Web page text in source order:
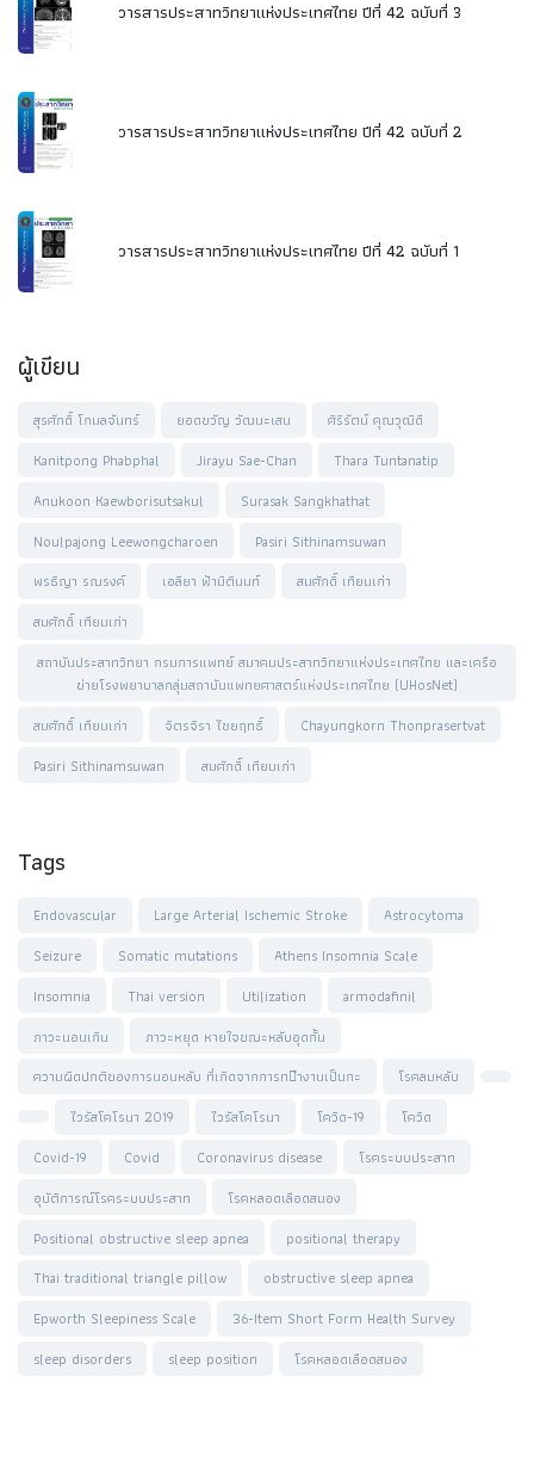
วารสารประสาทวิทยาแห่งประเทศไทย ปีที่ 42 ฉบับที่ 3
วารสารประสาทวิทยาแห่งประเทศไทย ปีที่ 42 ฉบับที่ 2
วารสารประสาทวิทยาแห่งประเทศไทย ปีที่ 42 ฉบับที่ 1
ผู้เขียน
สุรศักดิ์ โกมลจันทร์ ยอดขวัญ วัฒนะเสน
ศิริรัตน์ คุณวุฒิดี
Kanitpong Phabphal
Jirayu Sae-Chan
Thara Tuntanatip
Anukoon Kaewborisutsakul
Surasak Sangkhathat
Noulpajong Leewongcharoen
Pasiri Sithinamsuwan
พรธิญา รณรงค์
เอลียา ฟ้ามิตินนท์
สมศักดิ์ เทียมเก่า
สมศักดิ์ เทียมเก่า
สถาบันประสาทวิทยา กรมการแพทย์ สมาคมประสาทวิทยาแห่งประเทศไทย และเครือ
ข่ายโรงพยาบาลกลุ่มสถาบันแพทยศาสตร์แห่งประเทศไทย (UHosNet)
สมศักดิ์ เทียมเก่า
จิตรจิรา ไชยฤทธิ์
Chayungkorn Thonprasertvat
Pasiri Sithinamsuwan
สมศักดิ์ เทียมเก่า
Tags
Endovascular Large Arterial Ischemic Stroke
Astrocytoma
Seizure
Somatic mutations
Athens Insomnia Scale
Insomnia
Thai version Utilization
armodafinil
ภาวะนอนเกิน
ภาวะหยุด หายใจขณะหลับอุดกั้น
ความผิดปกติของการนอนหลับ ที่เกิดจากการท􀄬ำงานเป็นกะ
โรคลมหลับ
ไวรัสโคโรนา 2019
ไวรัสโคโรนา โควิด-19
โควิด
Covid-19
Covid Coronavirus disease
โรคระบบประสาท
อุบัติการณ์โรคระบบประสาท
โรคหลอดเลือดสมอง
Positional obstructive sleep apnea
positional therapy
Thai traditional triangle pillow
obstructive sleep apnea
Epworth Sleepiness Scale
36-Item Short Form Health Survey
sleep disorders
sleep position โรคหลอดเลือดสมอง